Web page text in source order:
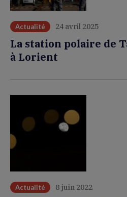
Actualité 24 avril 2025
La station polaire de
à Lorient
Actualité 8 juin 2022